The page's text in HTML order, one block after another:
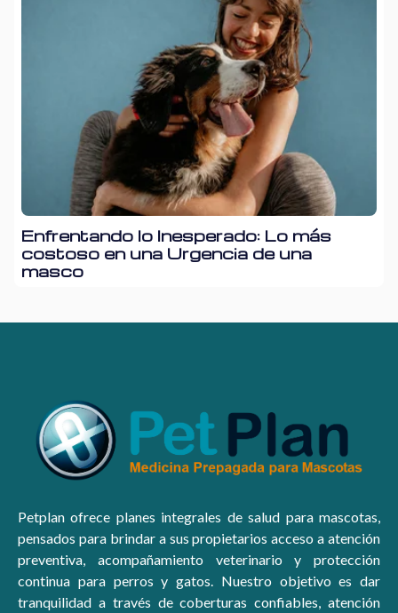
Enfrentando lo Inesperado: Lo más
costoso en una Urgencia de una
masco
Petplan ofrece planes integrales de salud para mascotas,
pensados para brindar a sus propietarios acceso a atención
preventiva, acompañamiento veterinario y protección
continua para perros y gatos. Nuestro objetivo es dar
tranquilidad a través de coberturas confiables, atención